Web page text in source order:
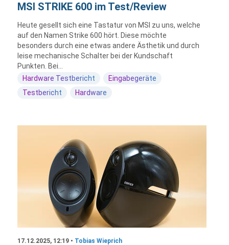
MSI STRIKE 600 im Test/Review
Heute gesellt sich eine Tastatur von MSI zu uns, welche
auf den Namen Strike 600 hört. Diese möchte
besonders durch eine etwas andere Ästhetik und durch
leise mechanische Schalter bei der Kundschaft
Punkten. Bei...
Hardware Testbericht
Eingabegeräte
Testbericht
Hardware
17.12.2025, 12:19 • Tobias Wieprich